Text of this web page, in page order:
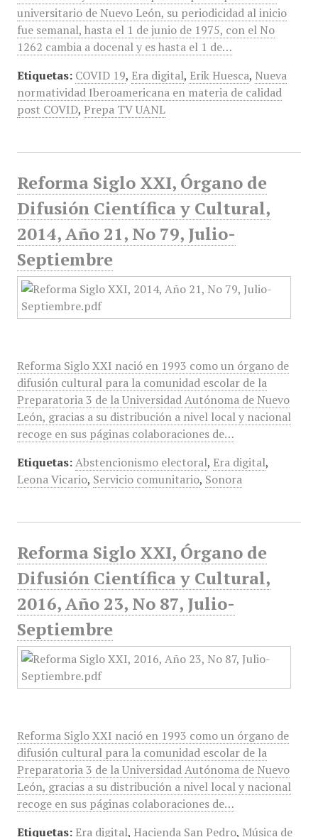
universitario de Nuevo León, su periodicidad al inicio
fue semanal, hasta el 1 de junio de 1975, con el No
1262 cambia a docenal y es hasta el 1 de…
Etiquetas: COVID 19, Era digital, Erik Huesca, Nueva
normatividad Iberoamericana en materia de calidad
post COVID, Prepa TV UANL
Reforma Siglo XXI, Órgano de
Difusión Científica y Cultural,
2014, Año 21, No 79, Julio-
Septiembre
Reforma Siglo XXI nació en 1993 como un órgano de
difusión cultural para la comunidad escolar de la
Preparatoria 3 de la Universidad Autónoma de Nuevo
León, gracias a su distribución a nivel local y nacional
recoge en sus páginas colaboraciones de…
Etiquetas: Abstencionismo electoral, Era digital,
Leona Vicario, Servicio comunitario, Sonora
Reforma Siglo XXI, Órgano de
Difusión Científica y Cultural,
2016, Año 23, No 87, Julio-
Septiembre
Reforma Siglo XXI nació en 1993 como un órgano de
difusión cultural para la comunidad escolar de la
Preparatoria 3 de la Universidad Autónoma de Nuevo
León, gracias a su distribución a nivel local y nacional
recoge en sus páginas colaboraciones de…
Etiquetas: Era digital, Hacienda San Pedro, Música de